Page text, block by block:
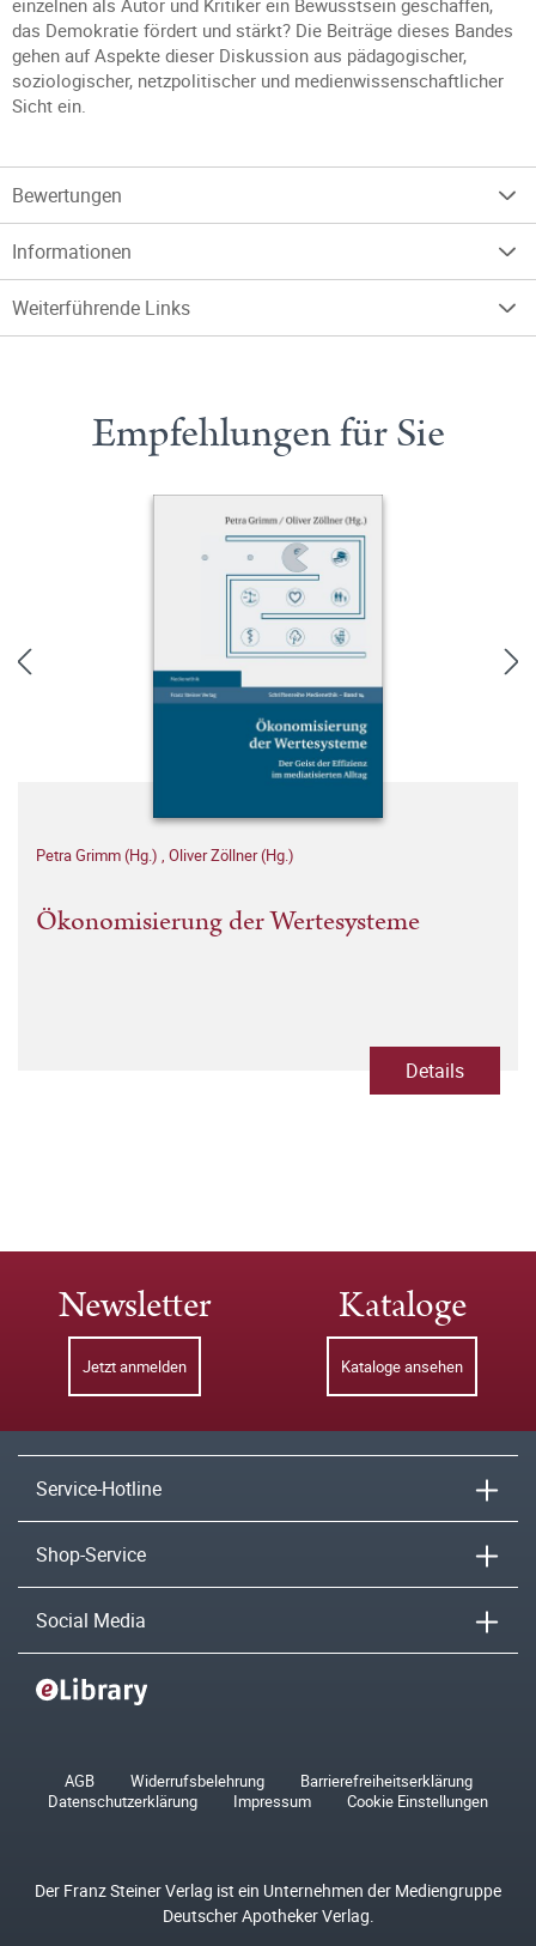
einzelnen als Autor und Kritiker ein Bewusstsein geschaffen,
das Demokratie fördert und stärkt? Die Beiträge dieses Bandes
gehen auf Aspekte dieser Diskussion aus pädagogischer,
soziologischer, netzpolitischer und medienwissenschaftlicher
Sicht ein.
Bewertungen
Informationen
Weiterführende Links
Empfehlungen für Sie
Petra Grimm (Hg.) , Oliver Zöllner (Hg.)
Ökonomisierung der Wertesysteme
Details
Newsletter
Jetzt anmelden
Kataloge
Kataloge ansehen
Service-Hotline
Shop-Service
Social Media
AGB Widerrufsbelehrung
Barrierefreiheitserklärung
Datenschutzerklärung
Impressum Cookie Einstellungen
Der Franz Steiner Verlag ist ein Unternehmen der Mediengruppe
Deutscher Apotheker Verlag.